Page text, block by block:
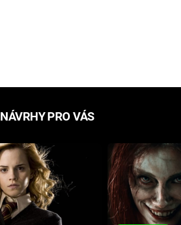
NÁVRHY PRO VÁS